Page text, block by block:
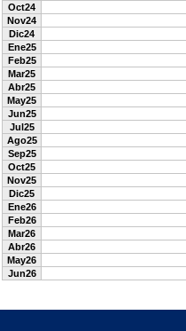
Oct24
Nov24
Dic24
Ene25
Feb25
Mar25
Abr25
May25
Jun25
Jul25
Ago25
Sep25
Oct25
Nov25
Dic25
Ene26
Feb26
Mar26
Abr26
May26
Jun26